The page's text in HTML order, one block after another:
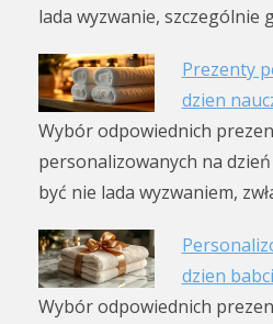
lada wyzwanie, szczególnie
Prezenty
dzien
Wybór odpowiednich
personalizowanych na
być nie lada wyzwaniem,
dzien babci
Wybór odpowiednich